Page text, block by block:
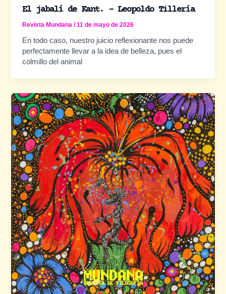
El jabalí de Kant. – Leopoldo Tillería
Revista Mundana/11 de mayo de 2026
En todo caso, nuestro juicio reflexionante nos puede
perfectamente llevar a la idea de belleza, pues el
colmillo del animal